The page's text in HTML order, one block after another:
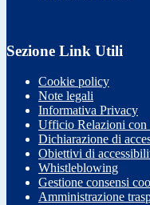
Sezione Link Utili
Cookie policy
Note legali
Informativa Privacy
Ufficio Relazioni con
Dichiarazione di
Obiettivi di
Whistleblowing
Gestione consensi
Amministrazione